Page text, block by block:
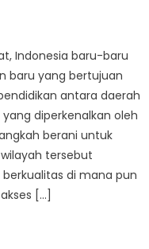
Indonesia baru-baru
baru yang bertujuan
antara daerah
diperkenalkan oleh
berani untuk
tersebut
di mana pun
[…]